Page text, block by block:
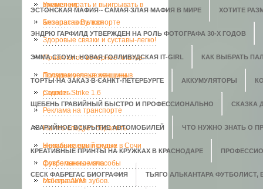
ЭСТОНСКАЯ МАФИЯ - САМАЯ ЗЛАЯ МАФИЯ В МИРЕ ХОТИТЕ
ЭНДРЮ ГАРФИЛД УТВЕРЖДЕН НА РОЛЬ ФОТОГРАФА 30-Х ГОДОВ
ЭММА СТОУН: НОВАЯ ГОЛЛИВУДСКАЯ IT-GIRL КАК ВЫБРАТЬ
ТОРТЫ НА ЗАКАЗ В САНКТ-ПЕТЕРБУРГЕ АККУМУЛЯТОРЫ
ЩЕБЕНЬ ГРАВИЙНЫЙ БЫСТРО И ПРОФЕССИОНАЛЬНО СКАЗКА
АВАРИЙНОЕ ВСКРЫТИЕ АВТОМОБИЛЕЙ ЧТО НУЖНО ЗНАТЬ О
КРЕАТИВНЫЕ ПРИНТЫ НА КРУЖКАХ В КРАСНОДАРЕ
СЕСК ФАБРЕГАС БИОГРАФИЯ ТЬЯГО АЛЬКАНТАРА ФУТБОЛИСТ,
временем.
Учимся играть и выигрывать в
аппаратах Вулкан
Безопасность в спорте
Здоровые связки и суставы-легко!
Правильное вечернее платье-
полвина успеха женщины
Посудомоечные машины в
радость.
Counter-Strike 1.6
Реклама на транспорте
На что следует обратить
внимание при покупке
футбольного мяча
Незабываемый отдых в Сочи
Современные способы
отбеливания зубов.
Мантра АУМ